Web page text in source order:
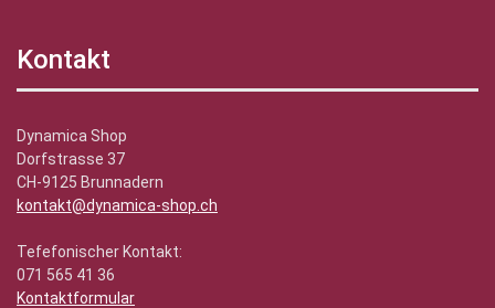
Kontakt
Dynamica Shop
Dorfstrasse 37
CH-9125 Brunnadern
kontakt@dynamica-shop.ch
Tefefonischer Kontakt:
071 565 41 36
Kontaktformular